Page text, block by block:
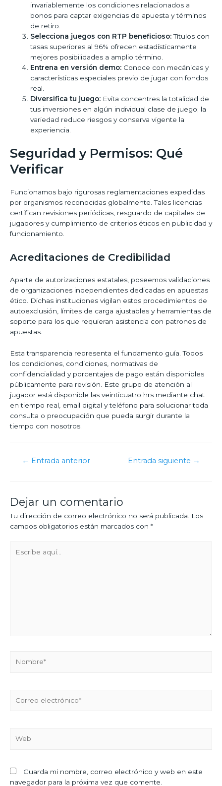
invariablemente los condiciones relacionados a
bonos para captar exigencias de apuesta y términos
de retiro.
Selecciona juegos con RTP beneficioso:Títulos con
tasas superiores al 96% ofrecen estadísticamente
mejores posibilidades a amplio término.
Entrena en versión demo: Conoce con mecánicas y
características especiales previo de jugar con fondos
real.
Diversifica tu juego: Evita concentres la totalidad de
tus inversiones en algún individual clase de juego; la
variedad reduce riesgos y conserva vigente la
experiencia.
Seguridad y Permisos: Qué
Verificar
Funcionamos bajo rigurosas reglamentaciones expedidas
por organismos reconocidas globalmente. Tales licencias
certifican revisiones periódicas, resguardo de capitales de
jugadores y cumplimiento de criterios éticos en publicidad y
funcionamiento.
Acreditaciones de Credibilidad
Aparte de autorizaciones estatales, poseemos validaciones
de organizaciones independientes dedicadas en apuestas
ético. Dichas instituciones vigilan estos procedimientos de
autoexclusión, límites de carga ajustables y herramientas de
soporte para los que requieran asistencia con patrones de
apuestas.
Esta transparencia representa el fundamento guía. Todos
los condiciones, condiciones, normativas de
confidencialidad y porcentajes de pago están disponibles
públicamente para revisión. Este grupo de atención al
jugador está disponible las veinticuatro hrs mediante chat
en tiempo real, email digital y teléfono para solucionar toda
consulta o preocupación que pueda surgir durante la
tiempo con nosotros.
← Entrada anterior Entrada siguiente →
Dejar un comentario
Tu dirección de correo electrónico no será publicada.
Los
campos obligatorios están marcados con *
Guarda mi nombre, correo electrónico y web en este
navegador para la próxima vez que comente.